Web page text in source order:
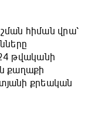
հիման վրա՝
թվականի
քաղաքի
քրեական